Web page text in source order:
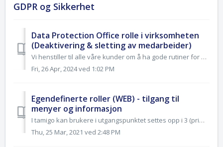
GDPR og Sikkerhet
Data Protection Office rolle i virksomheten
(Deaktivering & sletting av medarbeider)
Vi henstiller til alle våre kunder om å ha gode rutiner for nødvendig lagring av personaldata på en eksisterende og tidligere ansatt i tamigo. Først og fr...
Fri, 26 Apr, 2024 ved 1:02 PM
Egendefinerte roller (WEB) - tilgang til
menyer og informasjon
I tamigo kan brukere i utgangspunktet settes opp i 3 (primære) roller/kategorier (Medarbeider/Planlegger/Administrator). Det kan i tillegg opprettes nye r...
Thu, 25 Mar, 2021 ved 2:48 PM